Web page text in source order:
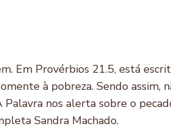
Em Provérbios 21.5, está
à pobreza. Sendo assim,
nos alerta sobre o
Sandra Machado.